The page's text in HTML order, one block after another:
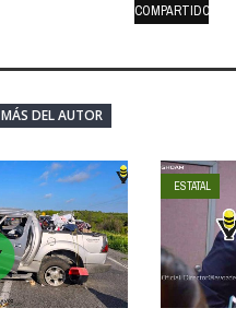
COMPARTIDOS
MÁS DEL AUTOR
ESTATAL